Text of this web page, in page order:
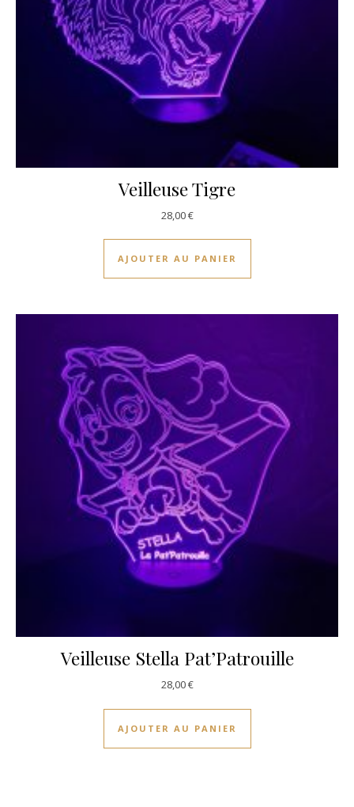
Veilleuse Tigre
28,00€
AJOUTER AU PANIER
Veilleuse Stella Pat’Patrouille
28,00€
AJOUTER AU PANIER